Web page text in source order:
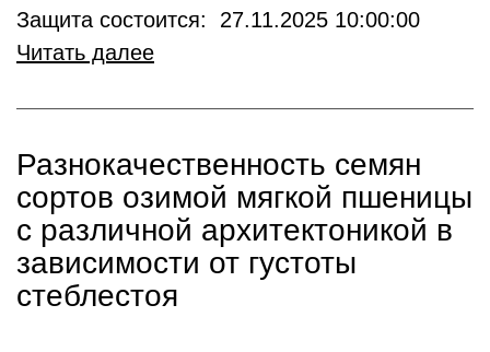
Защита состоится: 27.11.2025 10:00:00
Читать далее
Разнокачественность семян
сортов озимой мягкой пшеницы
с различной архитектоникой в
зависимости от густоты
стеблестоя